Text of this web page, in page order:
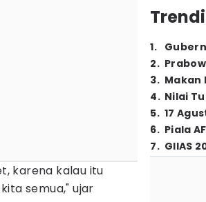
karena kalau itu
semua," ujar
1.
2.
3. Makan
4. Nilai
5. 17
6. Piala
7. GIIAS